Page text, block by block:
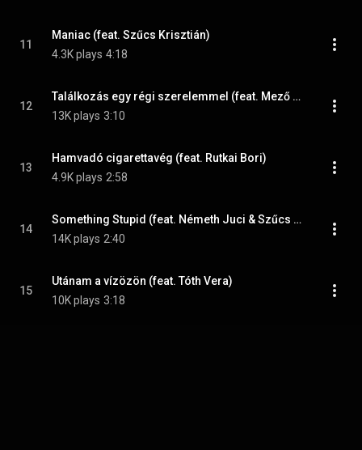
11
Maniac (feat. Szűcs Krisztián)
4.3K plays 4:18
12
Találkozás egy régi szerelemmel (feat. Mező Misi)
13K plays 3:10
13
Hamvadó cigarettavég (feat. Rutkai Bori)
4.9K plays 2:58
14
Something Stupid (feat. Németh Juci & Szűcs Krisztián)
14K plays 2:40
15
Utánam a vízözön (feat. Tóth Vera)
10K plays 3:18